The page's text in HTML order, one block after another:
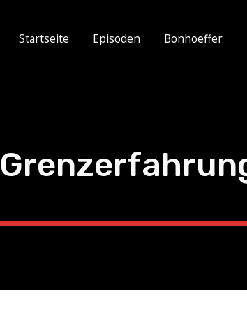
Startseite Episoden Bonhoeffer